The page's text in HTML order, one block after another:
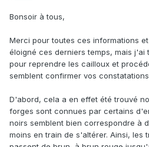
Bonsoir à tous,
Merci pour toutes ces informations
éloigné ces derniers temps, mais j'ai
pour reprendre les cailloux et
semblent confirmer vos
D'abord, cela a en effet été trouvé
forges sont connues par certains
noirs semblent bien correspondre à
moins en train de s'altérer. Ainsi, les